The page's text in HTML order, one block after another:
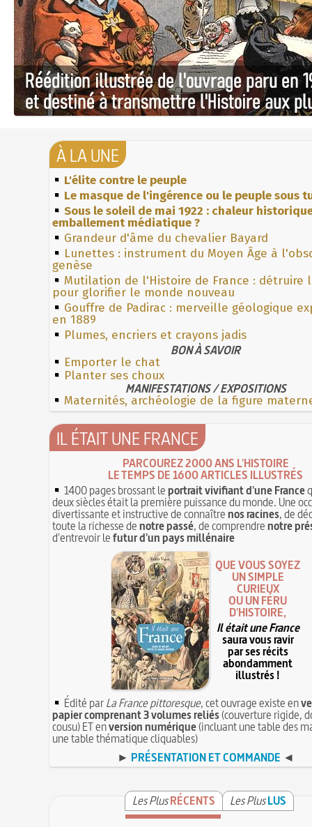
À LA UNE
L'élite contre le peuple
Le masque de l'ingérence ou le peuple sous
Sous le soleil de mai 1922 : chaleur
emballement médiatique ?
Grandeur d'âme du chevalier Bayard
Lunettes : instrument du Moyen Âge à
genèse
Mutilation de l'Histoire de France : détruire
pour glorifier le monde nouveau
Gouffre de Padirac : merveille géologique
en 1889
Plumes, encriers et crayons jadis
BON À SAVOIR
Emporter le chat
Planter ses choux
MANIFESTATIONS / EXPOSITIONS
Maternités, archéologie de la figure
IL ÉTAIT UNE FRANCE
PARCOUREZ 2000 ANS L'HISTOIRE
LE TEMPS DE 1600 ARTICLES ILLUSTRÉS
1400 pages brossant leportrait vivifiant d'une France
deux siècles était la première puissance du monde. Une
divertissante et instructive de connaîtrenos racines, de
toute la richesse denotre passé, de comprendrenotre
d'entrevoir lefutur d'un pays millénaire
QUE VOUS SOYEZ
UN SIMPLE
CURIEUX
OU UN FÉRU
D'HISTOIRE,
Il était une France
saura vous ravir
par ses récits
abondamment
illustrés !
Édité parLa France pittoresque, cet ouvrage existe en
papier comprenant 3 volumes reliés(couverture rigide,
cousu) ET enversion numérique(incluant une table des
une table thématique cliquables)
► PRÉSENTATION ET COMMANDE ◄
Les PlusRÉCENTS Les PlusLUS